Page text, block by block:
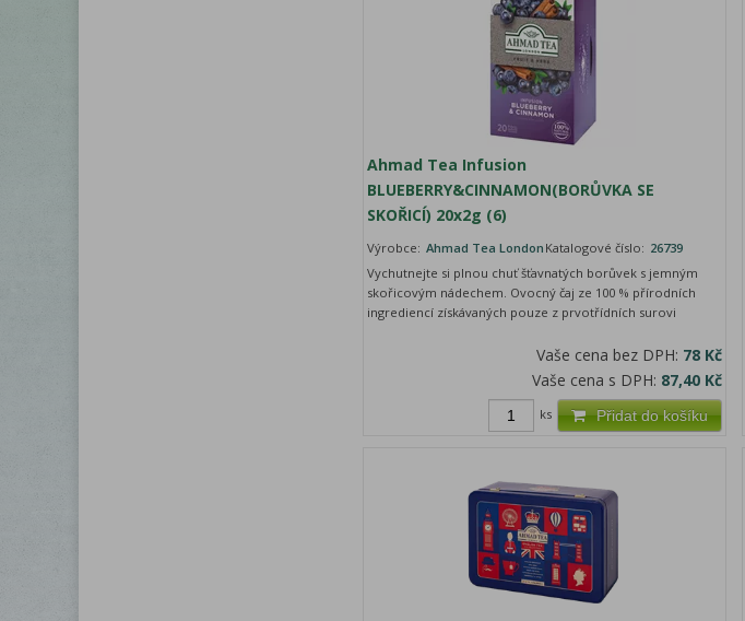
Ahmad Tea Infusion
BLUEBERRY&CINNAMON(BORŮVKA SE
SKOŘICÍ) 20x2g (6)
Výrobce: Ahmad Tea London Katalogové číslo: 26739
Vychutnejte si plnou chuť šťavnatých borůvek s jemným
skořicovým nádechem. Ovocný čaj ze 100 % přírodních
ingrediencí získávaných pouze z prvotřídních surovi
Vaše cena bez DPH: 78 Kč
Vaše cena s DPH: 87,40 Kč
Přidat do košíku
ks